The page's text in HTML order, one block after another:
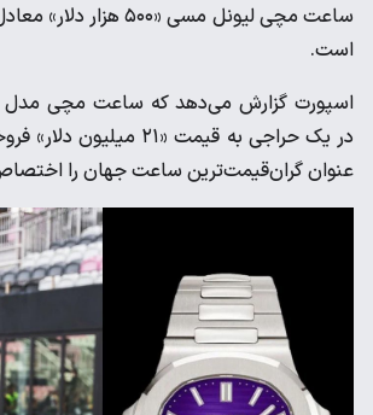
است.
در یک حراجی به قیمت «۲۱
عنوان گران‌قیمت‌ترین ساعت جهان را